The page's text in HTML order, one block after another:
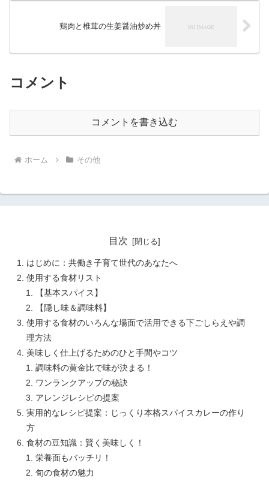
鶏肉と椎茸の生姜醤油炒め丼
コメント
コメントを書き込む
ホーム その他
目次
はじめに：共働き子育て世代のあなたへ
使用する食材リスト
【基本スパイス】
【隠し味＆調味料】
使用する食材のいろんな場面で活用できる下ごしらえや調
理方法
美味しく仕上げるためのひと手間やコツ
調味料の黄金比で味が決まる！
ワンランクアップの秘訣
アレンジレシピの提案
実用的なレシピ提案：じっくり本格スパイスカレーの作り
方
食材の豆知識：賢く美味しく！
栄養面もバッチリ！
旬の食材の魅力